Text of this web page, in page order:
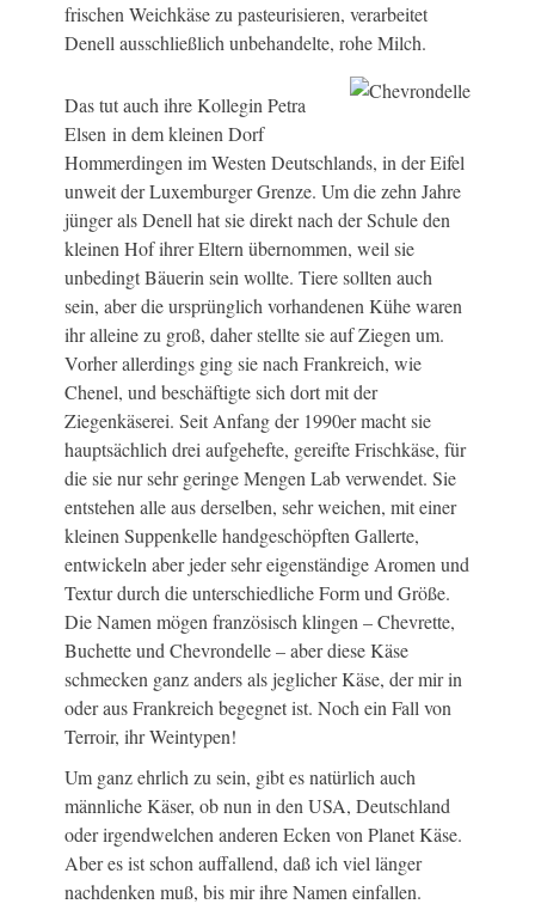
frischen Weichkäse zu pasteurisieren, verarbeitet
Denell ausschließlich unbehandelte, rohe Milch.
Das tut auch ihre Kollegin Petra
Elsen in dem kleinen Dorf
Hommerdingen im Westen Deutschlands, in der Eifel
unweit der Luxemburger Grenze. Um die zehn Jahre
jünger als Denell hat sie direkt nach der Schule den
kleinen Hof ihrer Eltern übernommen, weil sie
unbedingt Bäuerin sein wollte. Tiere sollten auch
sein, aber die ursprünglich vorhandenen Kühe waren
ihr alleine zu groß, daher stellte sie auf Ziegen um.
Vorher allerdings ging sie nach Frankreich, wie
Chenel, und beschäftigte sich dort mit der
Ziegenkäserei. Seit Anfang der 1990er macht sie
hauptsächlich drei aufgehefte, gereifte Frischkäse, für
die sie nur sehr geringe Mengen Lab verwendet. Sie
entstehen alle aus derselben, sehr weichen, mit einer
kleinen Suppenkelle handgeschöpften Gallerte,
entwickeln aber jeder sehr eigenständige Aromen und
Textur durch die unterschiedliche Form und Größe.
Die Namen mögen französisch klingen – Chevrette,
Buchette und Chevrondelle – aber diese Käse
schmecken ganz anders als jeglicher Käse, der mir in
oder aus Frankreich begegnet ist. Noch ein Fall von
Terroir, ihr Weintypen!
Um ganz ehrlich zu sein, gibt es natürlich auch
männliche Käser, ob nun in den USA, Deutschland
oder irgendwelchen anderen Ecken von Planet Käse.
Aber es ist schon auffallend, daß ich viel länger
nachdenken muß, bis mir ihre Namen einfallen.